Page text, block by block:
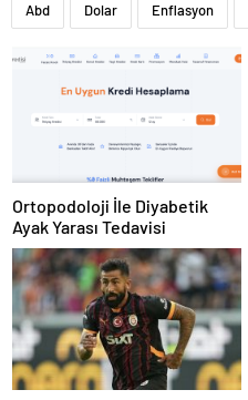
Abd Dolar Enflasyon
Ortopodoloji İle Diyabetik
Ayak Yarası Tedavisi